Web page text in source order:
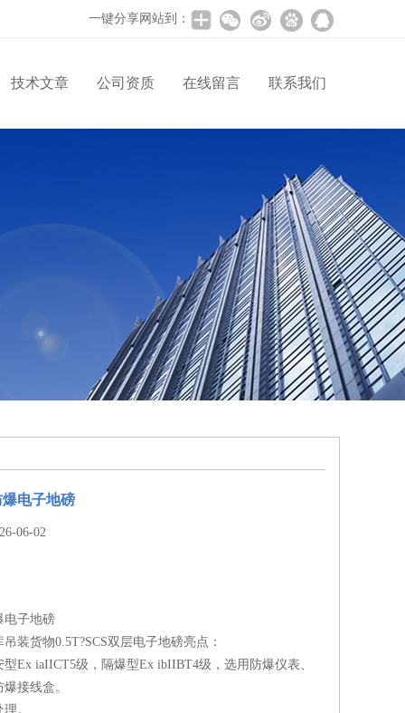
一键分享网站到：
技术文章 公司资质 在线留言 联系我们
电子地磅
06-02
电子地磅
装货物0.5T?SCS双层电子地磅亮点：
型Ex iaIICT5级，隔爆型Ex ibIIBT4级，选用防爆仪表、
接线盒。
。